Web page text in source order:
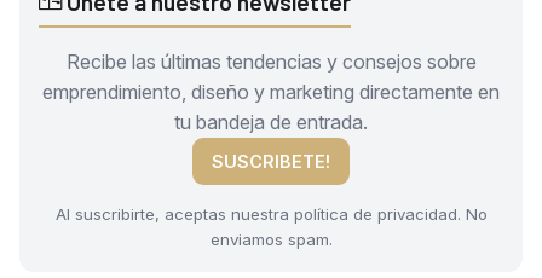
Recibe las últimas tendencias y consejos sobre
emprendimiento, diseño y marketing directamente en
tu bandeja de entrada.
SUSCRIBETE!
Al suscribirte, aceptas nuestra política de privacidad. No
enviamos spam.